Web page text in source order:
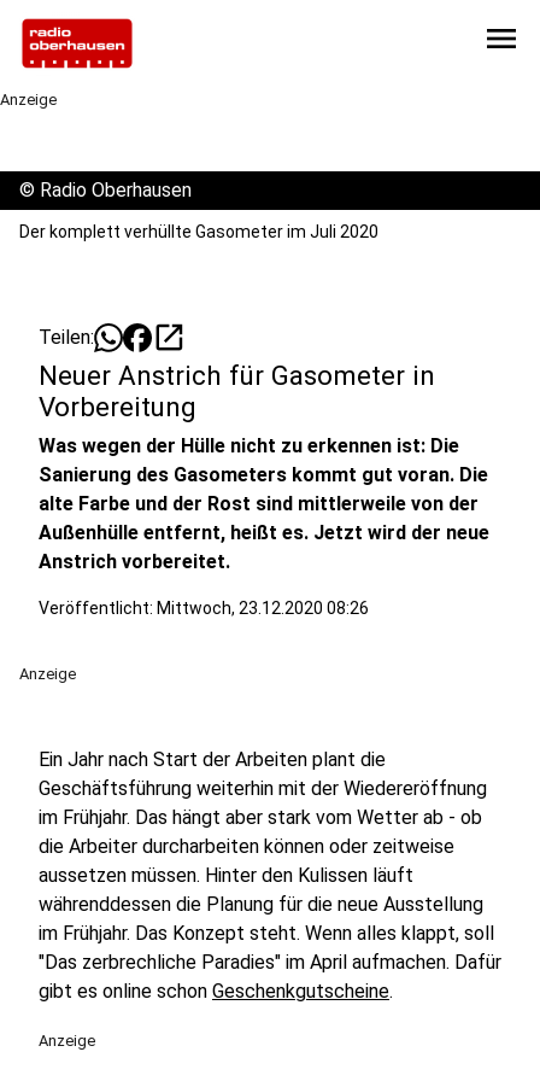
menu
Anzeige
© Radio Oberhausen
Der komplett verhüllte Gasometer im Juli 2020
Teilen: open_in_new
Neuer Anstrich für Gasometer in
Vorbereitung
Was wegen der Hülle nicht zu erkennen ist: Die
Sanierung des Gasometers kommt gut voran. Die
alte Farbe und der Rost sind mittlerweile von der
Außenhülle entfernt, heißt es. Jetzt wird der neue
Anstrich vorbereitet.
Veröffentlicht: Mittwoch, 23.12.2020 08:26
Anzeige
Ein Jahr nach Start der Arbeiten plant die
Geschäftsführung weiterhin mit der Wiedereröffnung
im Frühjahr. Das hängt aber stark vom Wetter ab - ob
die Arbeiter durcharbeiten können oder zeitweise
aussetzen müssen. Hinter den Kulissen läuft
währenddessen die Planung für die neue Ausstellung
im Frühjahr. Das Konzept steht. Wenn alles klappt, soll
"Das zerbrechliche Paradies" im April aufmachen. Dafür
gibt es online schon Geschenkgutscheine.
Anzeige